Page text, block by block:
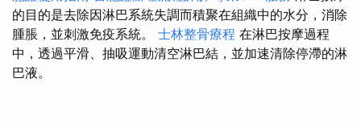
的目的是去除因淋巴系統失調而積聚在組織中的水分，消除
腫脹，並刺激免疫系統。 士林整骨療程 在淋巴按摩過程
中，透過平滑、抽吸運動清空淋巴結，並加速清除停滯的淋
巴液。